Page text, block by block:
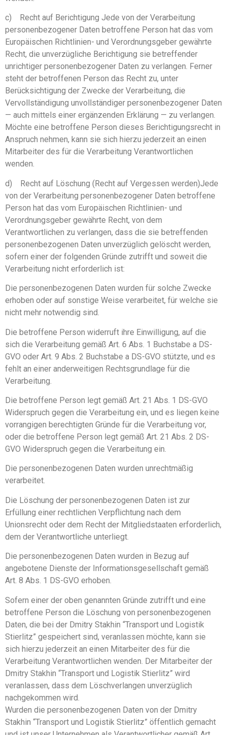
c) Recht auf Berichtigung Jede von der Verarbeitung
personenbezogener Daten betroffene Person hat das vom
Europäischen Richtlinien- und Verordnungsgeber gewährte
Recht, die unverzügliche Berichtigung sie betreffender
unrichtiger personenbezogener Daten zu verlangen. Ferner
steht der betroffenen Person das Recht zu, unter
Berücksichtigung der Zwecke der Verarbeitung, die
Vervollständigung unvollständiger personenbezogener Daten
— auch mittels einer ergänzenden Erklärung — zu verlangen.
Möchte eine betroffene Person dieses Berichtigungsrecht in
Anspruch nehmen, kann sie sich hierzu jederzeit an einen
Mitarbeiter des für die Verarbeitung Verantwortlichen
wenden.
d) Recht auf Löschung (Recht auf Vergessen werden)Jede
von der Verarbeitung personenbezogener Daten betroffene
Person hat das vom Europäischen Richtlinien- und
Verordnungsgeber gewährte Recht, von dem
Verantwortlichen zu verlangen, dass die sie betreffenden
personenbezogenen Daten unverzüglich gelöscht werden,
sofern einer der folgenden Gründe zutrifft und soweit die
Verarbeitung nicht erforderlich ist:
Die personenbezogenen Daten wurden für solche Zwecke
erhoben oder auf sonstige Weise verarbeitet, für welche sie
nicht mehr notwendig sind.
Die betroffene Person widerruft ihre Einwilligung, auf die
sich die Verarbeitung gemäß Art. 6 Abs. 1 Buchstabe a DS-
GVO oder Art. 9 Abs. 2 Buchstabe a DS-GVO stützte, und es
fehlt an einer anderweitigen Rechtsgrundlage für die
Verarbeitung.
Die betroffene Person legt gemäß Art. 21 Abs. 1 DS-GVO
Widerspruch gegen die Verarbeitung ein, und es liegen keine
vorrangigen berechtigten Gründe für die Verarbeitung vor,
oder die betroffene Person legt gemäß Art. 21 Abs. 2 DS-
GVO Widerspruch gegen die Verarbeitung ein.
Die personenbezogenen Daten wurden unrechtmäßig
verarbeitet.
Die Löschung der personenbezogenen Daten ist zur
Erfüllung einer rechtlichen Verpflichtung nach dem
Unionsrecht oder dem Recht der Mitgliedstaaten erforderlich,
dem der Verantwortliche unterliegt.
Die personenbezogenen Daten wurden in Bezug auf
angebotene Dienste der Informationsgesellschaft gemäß
Art. 8 Abs. 1 DS-GVO erhoben.
Sofern einer der oben genannten Gründe zutrifft und eine
betroffene Person die Löschung von personenbezogenen
Daten, die bei der Dmitry Stakhin “Transport und Logistik
Stierlitz” gespeichert sind, veranlassen möchte, kann sie
sich hierzu jederzeit an einen Mitarbeiter des für die
Verarbeitung Verantwortlichen wenden. Der Mitarbeiter der
Dmitry Stakhin “Transport und Logistik Stierlitz” wird
veranlassen, dass dem Löschverlangen unverzüglich
nachgekommen wird.
Wurden die personenbezogenen Daten von der Dmitry
Stakhin “Transport und Logistik Stierlitz” öffentlich gemacht